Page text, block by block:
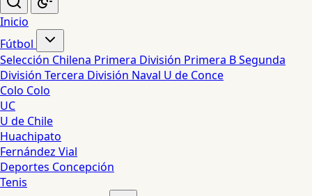
Inicio
Fútbol
Selección Chilena Primera División Primera BSegunda
División Tercera División Naval U de Conce
Colo Colo
UC
U de Chile
Huachipato
Fernández Vial
Deportes Concepción
Tenis